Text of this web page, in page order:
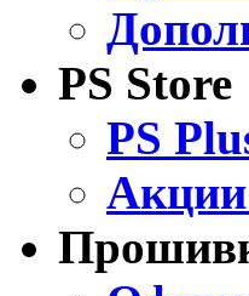
PS Store
PS